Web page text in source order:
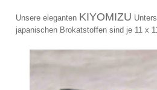
Unsere eleganten KIYOMIZU
japanischen Brokatstoffen sind je 11 x